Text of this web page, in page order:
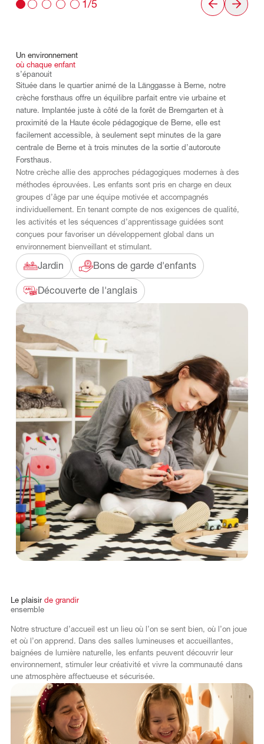
1/5
Un environnement
où chaque enfant
s’épanouit
Située dans le quartier animé de la Länggasse à Berne, notre
crèche forsthaus offre un équilibre parfait entre vie urbaine et
nature. Implantée juste à côté de la forêt de Bremgarten et à
proximité de la Haute école pédagogique de Berne, elle est
facilement accessible, à seulement sept minutes de la gare
centrale de Berne et à trois minutes de la sortie d’autoroute
Forsthaus.
Notre crèche allie des approches pédagogiques modernes à des
méthodes éprouvées. Les enfants sont pris en charge en deux
groupes d’âge par une équipe motivée et accompagnés
individuellement. En tenant compte de nos exigences de qualité,
les activités et les séquences d’apprentissage guidées sont
conçues pour favoriser un développement global dans un
environnement bienveillant et stimulant.
Jardin Bons de garde d'enfants
Découverte de l'anglais
Le plaisir de grandir
ensemble
Notre structure d’accueil est un lieu où l’on se sent bien, où l’on joue
et où l’on apprend. Dans des salles lumineuses et accueillantes,
baignées de lumière naturelle, les enfants peuvent découvrir leur
environnement, stimuler leur créativité et vivre la communauté dans
une atmosphère affectueuse et sécurisée.